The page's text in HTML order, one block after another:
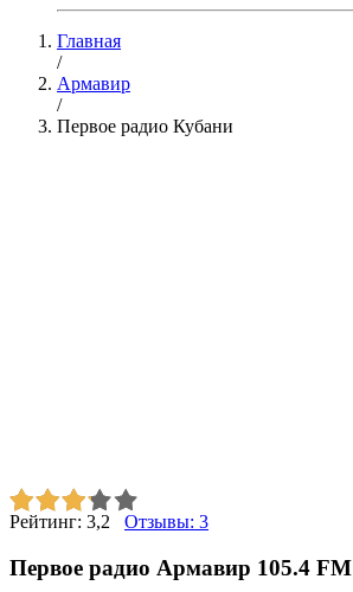
Главная
/
Армавир
/
Первое радио Кубани
Рейтинг: 3,2 Отзывы: 3
Первое радио Армавир 105.4 FM